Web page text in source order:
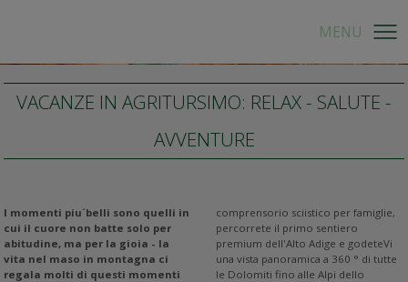
VACANZE IN AGRITURSIMO: RELAX - SALUTE -
AVVENTURE
I momenti piu´belli sono quelli in
cui il cuore non batte solo per
abitudine, ma per la gioia - la
vita nel maso in montagna ci
regala molti di questi momenti
comprensorio sciistico per famiglie,
percorrete il primo sentiero
premium dell'Alto Adige e godeteVi
una vista panoramica a 360 ° di tutte
le Dolomiti fino alle Alpi dello